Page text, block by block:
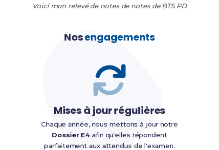
Voici mon relevé de notes de notes de BTS PD
Nosengagements
Mises à jour régulières
Chaque année, nous mettons à jour notre
Dossier E4 afin qu'elles répondent
parfaitement aux attendus de l'examen.